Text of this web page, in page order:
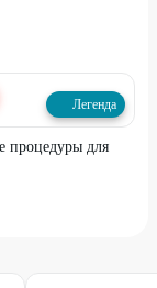
Легенда
процедуры для